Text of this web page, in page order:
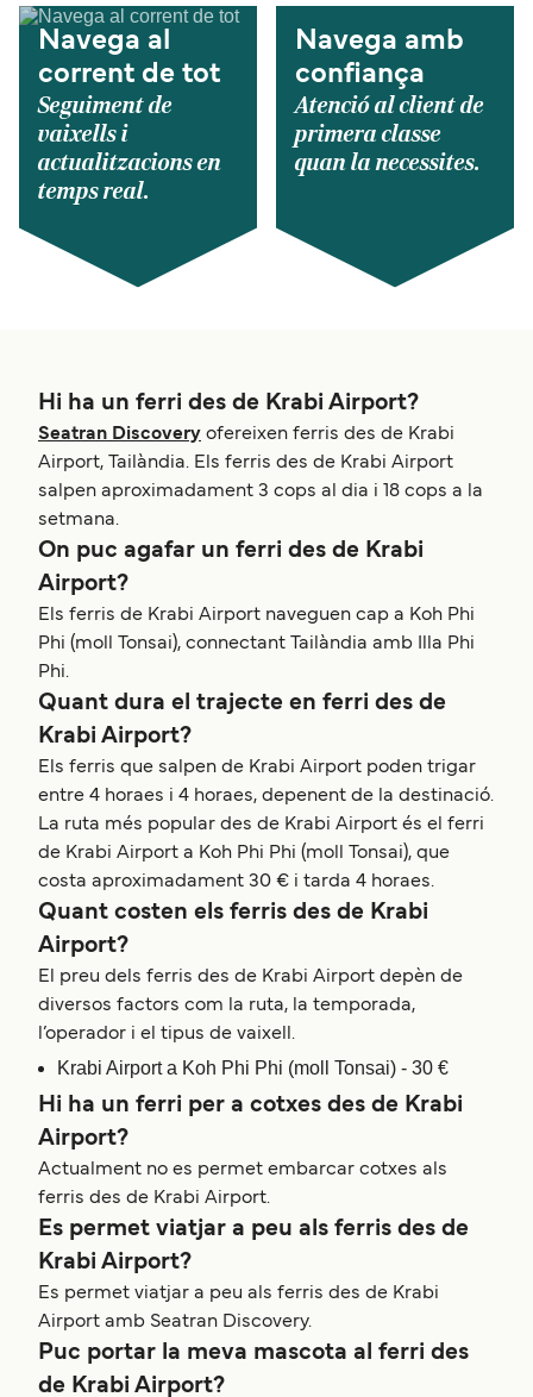
Navega al
corrent de tot
Seguiment de
vaixells i
actualitzacions en
temps real.
Navega amb
confiança
Atenció al client de
primera classe
quan la necessites.
Hi ha un ferri des de Krabi Airport?
Seatran Discovery ofereixen ferris des de Krabi
Airport, Tailàndia. Els ferris des de Krabi Airport
salpen aproximadament 3 cops al dia i 18 cops a la
setmana.
On puc agafar un ferri des de Krabi
Airport?
Els ferris de Krabi Airport naveguen cap a Koh Phi
Phi (moll Tonsai), connectant Tailàndia amb Illa Phi
Phi.
Quant dura el trajecte en ferri des de
Krabi Airport?
Els ferris que salpen de Krabi Airport poden trigar
entre 4 horaes i 4 horaes, depenent de la destinació.
La ruta més popular des de Krabi Airport és el ferri
de Krabi Airport a Koh Phi Phi (moll Tonsai), que
costa aproximadament 30 € i tarda 4 horaes.
Quant costen els ferris des de Krabi
Airport?
El preu dels ferris des de Krabi Airport depèn de
diversos factors com la ruta, la temporada,
l’operador i el tipus de vaixell.
Krabi Airport a Koh Phi Phi (moll Tonsai) - 30 €
Hi ha un ferri per a cotxes des de Krabi
Airport?
Actualment no es permet embarcar cotxes als
ferris des de Krabi Airport.
Es permet viatjar a peu als ferris des de
Krabi Airport?
Es permet viatjar a peu als ferris des de Krabi
Airport amb Seatran Discovery.
Puc portar la meva mascota al ferri des
de Krabi Airport?